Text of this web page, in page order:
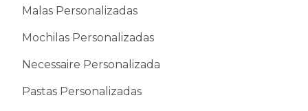
Malas Personalizadas
Mochilas Personalizadas
Necessaire Personalizada
Pastas Personalizadas